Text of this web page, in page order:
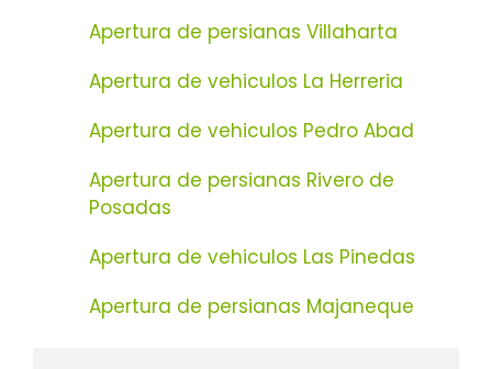
Apertura de persianas Villaharta
Apertura de vehiculos La Herreria
Apertura de vehiculos Pedro Abad
Apertura de persianas Rivero de
Posadas
Apertura de vehiculos Las Pinedas
Apertura de persianas Majaneque